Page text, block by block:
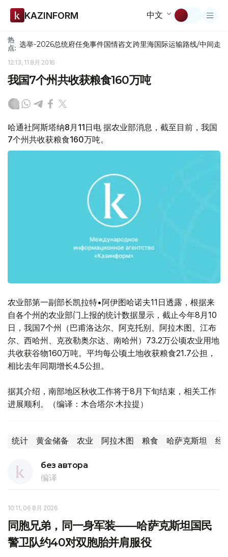
KAZINFORM 中文
热
点: 选举-2026总统府任免事件国情咨文跨里海国际运输路线/中间走廊
12:13, 11 8月 2016
我国7个州共收获粮食160万吨
哈通社阿斯塔纳8月11日电 据农业部消息，截至目前，我国
7个州共收获粮食160万吨。
农业部第一副部长凯拉特•阿伊图哈诺夫11日透露，根据来
自各个州的农业部门上报的统计数据显示，截止今年8月10
日，我国7个州（巴甫洛达尔、阿克托别、阿拉木图、江布
尔、西哈州、克孜勒奥尔达、南哈州）73.2万公顷农业用地
共收获谷物160万吨。平均每公顷土地收获粮食21.7公担，
相比去年同期增长4.5公担。
据其介绍，南部地区秋收工作将于8月下旬结束，相关工作
进展顺利。（编译：木合塔尔·木拉提）
统计 黄金储备 农业 阿拉木图 粮食 哈萨克斯坦 经
без автора
编译
10:11, 06 8月 2026
同胞兄弟，同一身军装——哈萨克斯坦国民
警卫队约40对双胞胎并肩服役